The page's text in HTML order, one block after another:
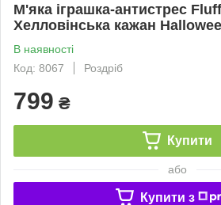
М'яка іграшка-антистрес
Хелловінська кажан
В наявності
Код: 8067
Роздріб
799 ₴
Купити
або
Купити з